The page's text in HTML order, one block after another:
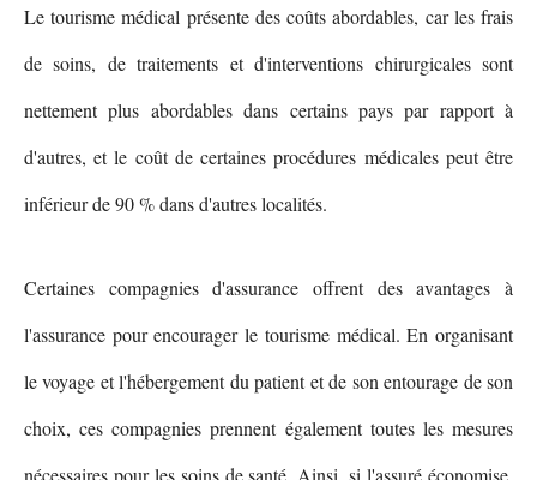
Le tourisme médical présente des coûts abordables, car les frais
de soins, de traitements et d'interventions chirurgicales sont
nettement plus abordables dans certains pays par rapport à
d'autres, et le coût de certaines procédures médicales peut être
inférieur de 90 % dans d'autres localités.
Certaines compagnies d'assurance offrent des avantages à
l'assurance pour encourager le tourisme médical. En organisant
le voyage et l'hébergement du patient et de son entourage de son
choix, ces compagnies prennent également toutes les mesures
nécessaires pour les soins de santé. Ainsi, si l'assuré économise,